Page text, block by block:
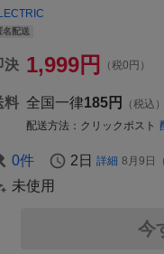
名配送
決 1,999円 （税0円）
料 全国一律185円
（税込）
配送方法
クリックポスト
0件 2日 詳細 8月9日
未使用
今